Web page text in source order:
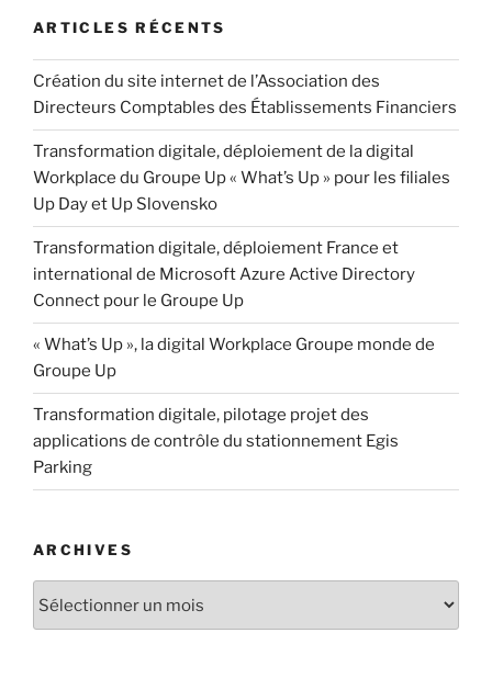
ARTICLES RÉCENTS
Création du site internet de l’Association des
Directeurs Comptables des Établissements Financiers
Transformation digitale, déploiement de la digital
Workplace du Groupe Up « What’s Up » pour les filiales
Up Day et Up Slovensko
Transformation digitale, déploiement France et
international de Microsoft Azure Active Directory
Connect pour le Groupe Up
« What’s Up », la digital Workplace Groupe monde de
Groupe Up
Transformation digitale, pilotage projet des
applications de contrôle du stationnement Egis
Parking
ARCHIVES